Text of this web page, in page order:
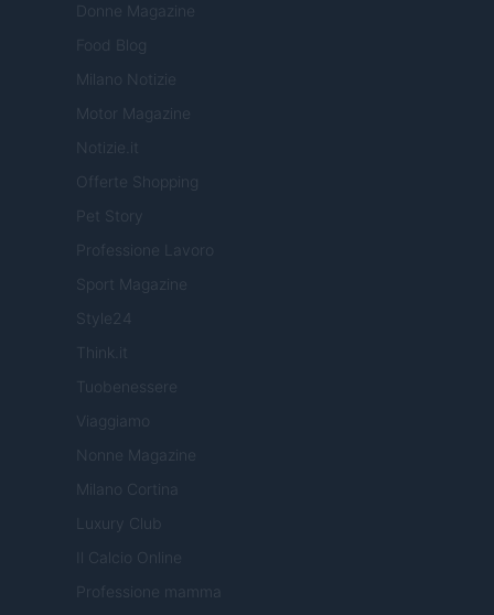
Donne Magazine
Food Blog
Milano Notizie
Motor Magazine
Notizie.it
Offerte Shopping
Pet Story
Professione Lavoro
Sport Magazine
Style24
Think.it
Tuobenessere
Viaggiamo
Nonne Magazine
Milano Cortina
Luxury Club
Il Calcio Online
Professione mamma